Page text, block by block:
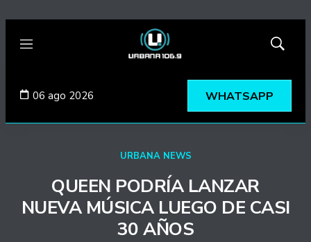
Menú
Mostrar
06 ago 2026 WHATSAPP
URBANA NEWS
QUEEN PODRÍA LANZAR
NUEVA MÚSICA LUEGO DE CASI
30 AÑOS